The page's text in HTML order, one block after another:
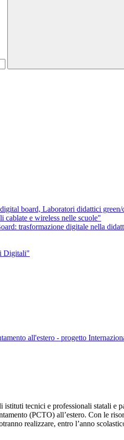
board, Laboratori didattici
e wireless nelle scuole"
trasformazione digitale nella
Digitali"
all'estero - progetto
istituti tecnici e professionali statali
(PCTO) all’estero. Con le
realizzare, entro l’anno